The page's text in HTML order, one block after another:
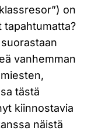
on
tapahtumatta?
vanhemman
tästä
kiinnostavia
näistä